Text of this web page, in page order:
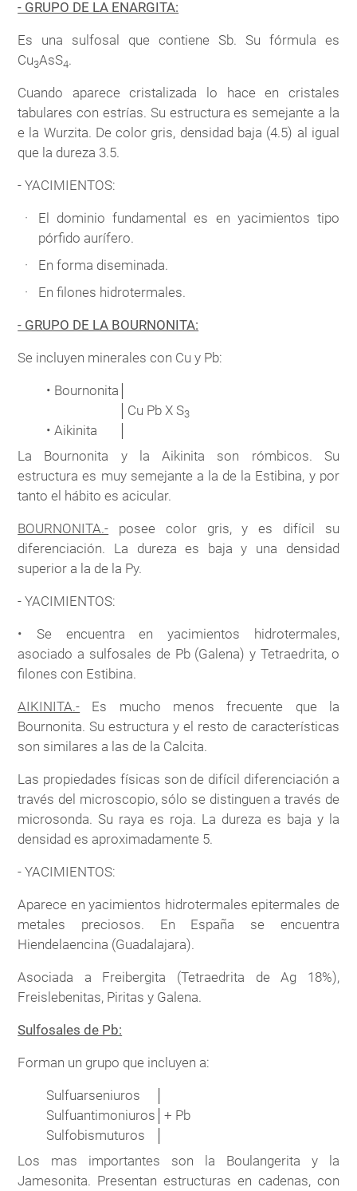
- GRUPO DE LA ENARGITA:
Es una sulfosal que contiene Sb. Su fórmula es
Cu3AsS4.
Cuando aparece cristalizada lo hace en cristales
tabulares con estrías. Su estructura es semejante a la
e la Wurzita. De color gris, densidad baja (4.5) al igual
que la dureza 3.5.
- YACIMIENTOS:
El dominio fundamental es en yacimientos tipo
pórfido aurífero.
En forma diseminada.
En filones hidrotermales.
- GRUPO DE LA BOURNONITA:
Se incluyen minerales con Cu y Pb:
• Bournonita
Cu Pb X S3
• Aikinita
La Bournonita y la Aikinita son rómbicos. Su
estructura es muy semejante a la de la Estibina, y por
tanto el hábito es acicular.
BOURNONITA.- posee color gris, y es difícil su
diferenciación. La dureza es baja y una densidad
superior a la de la Py.
- YACIMIENTOS:
• Se encuentra en yacimientos hidrotermales,
asociado a sulfosales de Pb (Galena) y Tetraedrita, o
filones con Estibina.
AIKINITA.- Es mucho menos frecuente que la
Bournonita. Su estructura y el resto de características
son similares a las de la Calcita.
Las propiedades físicas son de difícil diferenciación a
través del microscopio, sólo se distinguen a través de
microsonda. Su raya es roja. La dureza es baja y la
densidad es aproximadamente 5.
- YACIMIENTOS:
Aparece en yacimientos hidrotermales epitermales de
metales preciosos. En España se encuentra
Hiendelaencina (Guadalajara).
Asociada a Freibergita (Tetraedrita de Ag 18%),
Freislebenitas, Piritas y Galena.
Sulfosales de Pb:
Forman un grupo que incluyen a:
Sulfuarseniuros
Sulfuantimoniuros │+ Pb
Sulfobismuturos
Los mas importantes son la Boulangerita y la
Jamesonita. Presentan estructuras en cadenas, con